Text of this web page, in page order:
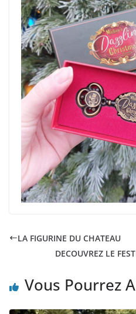
LA FIGURINE DU CHATEAU
DECOUVREZ LE
Vous Pourrez